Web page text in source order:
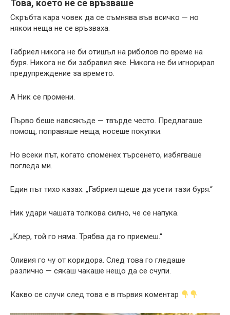
Това, което не се връзваше
Скръбта кара човек да се съмнява във всичко — но
някои неща не се връзваха.
Габриел никога не би отишъл на риболов по време на
буря. Никога не би забравил яке. Никога не би игнорирал
предупреждение за времето.
А Ник се промени.
Първо беше навсякъде — твърде често. Предлагаше
помощ, поправяше неща, носеше покупки.
Но всеки път, когато споменех търсенето, избягваше
погледа ми.
Един път тихо казах: „Габриел щеше да усети тази буря.“
Ник удари чашата толкова силно, че се напука.
„Клер, той го няма. Трябва да го приемеш.“
Оливия го чу от коридора. След това го гледаше
различно — сякаш чакаше нещо да се счупи.
Какво се случи след това е в първия коментар